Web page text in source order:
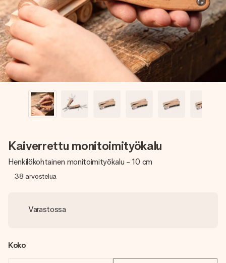
nopeammin kuin ehdit sanoa “yllätys!”
Kaiverrettu monitoimityökalu
Henkilökohtainen monitoimityökalu - 10 cm
38 arvostelua
Varastossa
Koko